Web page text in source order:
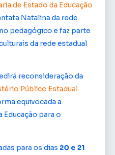
de Estado da Educação
Natalina da rede
pedagógico e faz parte
da rede estadual
reconsideração da
Público Estadual
equivocada a
Educação para o
para os dias 20 e 21